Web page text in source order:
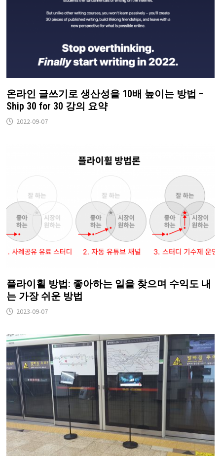
온라인 글쓰기로 생산성을 10배 높이는 방법 –
Ship 30 for 30 강의 요약
2022-09-07
플라이휠 방법: 좋아하는 일을 찾으며 수익도 내
는 가장 쉬운 방법
2023-09-07